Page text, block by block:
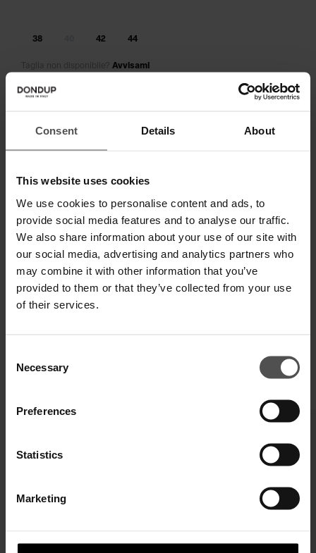
Consent Details About
This website uses cookies
We use cookies to personalise content and ads, to
provide social media features and to analyse our traffic.
We also share information about your use of our site with
our social media, advertising and analytics partners who
may combine it with other information that you’ve
provided to them or that they’ve collected from your use
of their services.
Selection
Necessary
Preferences
Statistics
Marketing
38 42 44
Taglia non disponibile? Avvisami
SPEDIZIONE E RESO
SPECIFICHE TECNICHE
DIGITAL PRODUCT PASSPORT